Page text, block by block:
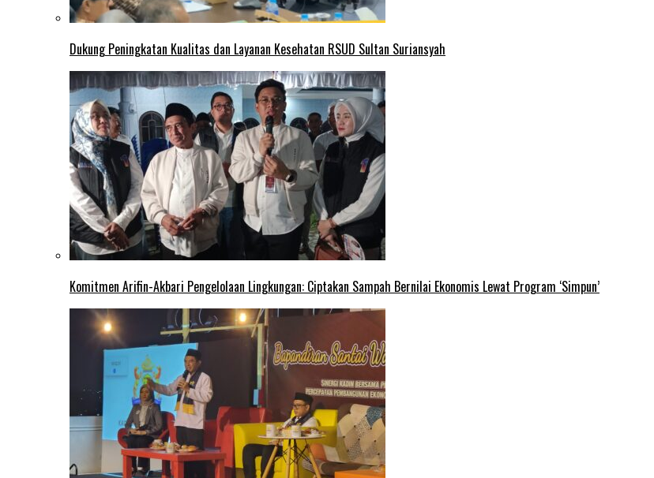
Dukung Peningkatan Kualitas dan Layanan Kesehatan RSUD Sultan Suriansyah
Komitmen Arifin-Akbari Pengelolaan Lingkungan: Ciptakan Sampah Bernilai Ekonomis Lewat Program ‘Simpun’